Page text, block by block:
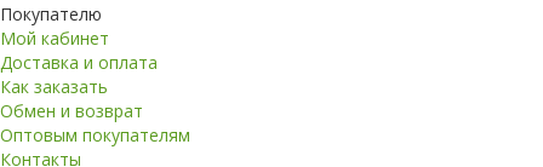
Покупателю
Мой кабинет
Доставка и оплата
Как заказать
Обмен и возврат
Оптовым покупателям
Контакты